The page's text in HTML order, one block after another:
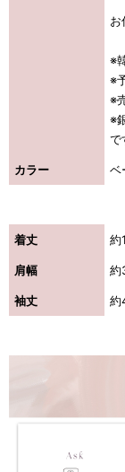
お
※
※
※
※
で
カラー ベ
着丈 約
肩幅 約
袖丈 約